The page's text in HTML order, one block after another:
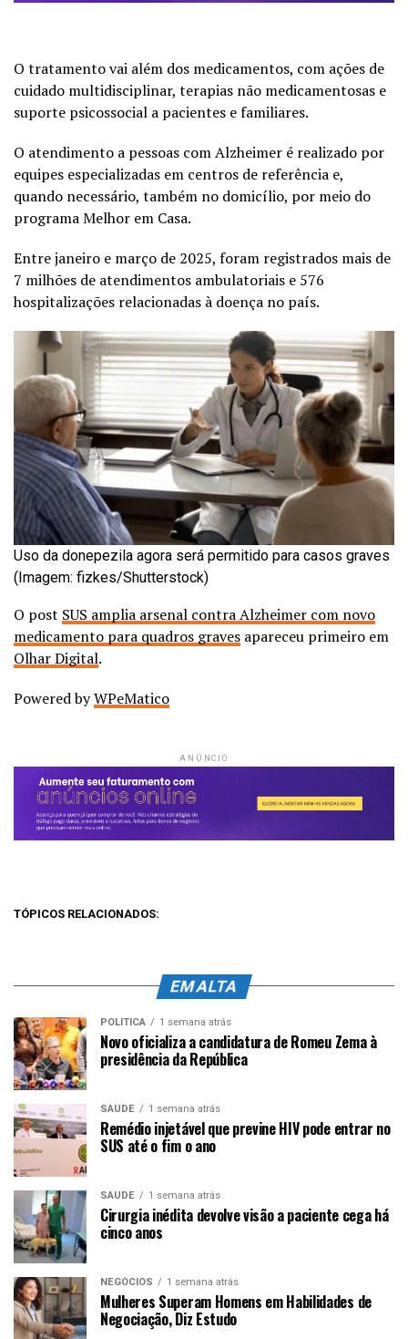
O tratamento vai além dos medicamentos, com ações de
cuidado multidisciplinar, terapias não medicamentosas e
suporte psicossocial a pacientes e familiares.
O atendimento a pessoas com Alzheimer é realizado por
equipes especializadas em centros de referência e,
quando necessário, também no domicílio, por meio do
programa Melhor em Casa.
Entre janeiro e março de 2025, foram registrados mais de
7 milhões de atendimentos ambulatoriais e 576
hospitalizações relacionadas à doença no país.
Uso da donepezila agora será permitido para casos graves
(Imagem: fizkes/Shutterstock)
O post SUS amplia arsenal contra Alzheimer com novo
medicamento para quadros graves apareceu primeiro em
Olhar Digital.
Powered byWPeMatico
ANÚNCIO
TÓPICOS RELACIONADOS:
EM ALTA
POLÍTICA 1 semana atrás
Novo oficializa a candidatura de Romeu Zema à
presidência da República
SAÚDE 1 semana atrás
Remédio injetável que previne HIV pode entrar no
SUS até o fim o ano
SAÚDE 1 semana atrás
Cirurgia inédita devolve visão a paciente cega há
cinco anos
NEGÓCIOS 1 semana atrás
Mulheres Superam Homens em Habilidades de
Negociação, Diz Estudo